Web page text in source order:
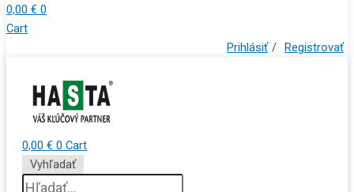
0,00 € 0
Cart
Prihlásiť / Registrovať
0,00 € 0 Cart
Vyhľadať